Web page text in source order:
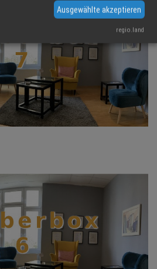
Ausgewählte akzeptieren
regio.land